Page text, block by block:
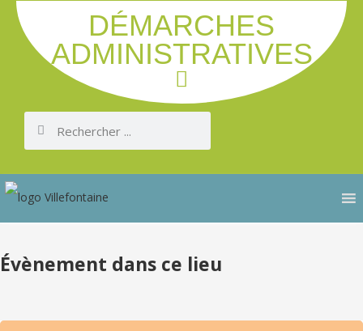
DÉMARCHES
ADMINISTRATIVES
Évènement dans ce lieu